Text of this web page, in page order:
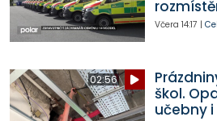
Včera 14:17 |
02:56
škol.
učebny